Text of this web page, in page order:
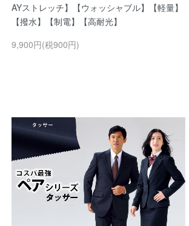
AYストレッチ】【ウォッシャブル】【軽量】
【撥水】【制電】【高耐光】
9,900円(税900円)